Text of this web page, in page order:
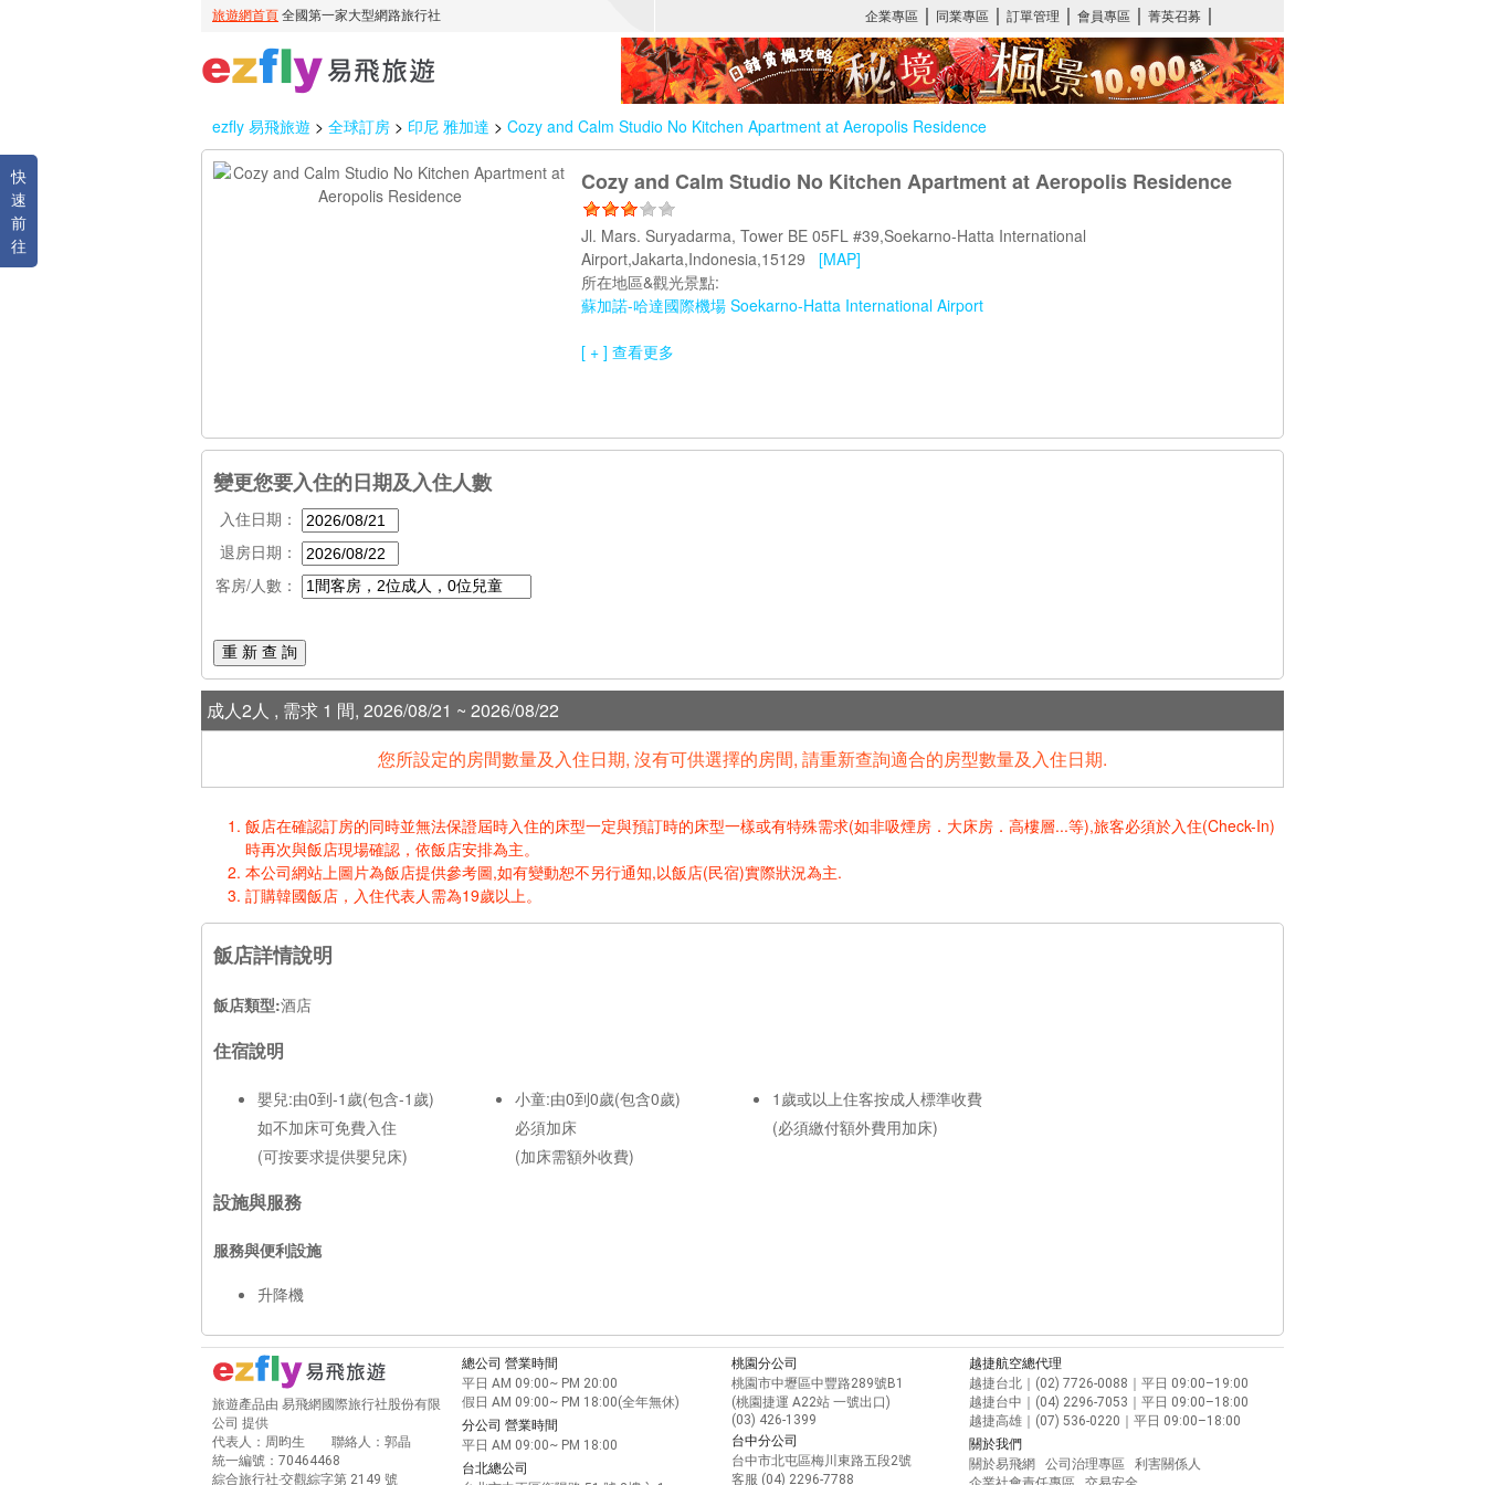
ezfly 易飛旅遊 > 全球訂房 > 印尼 雅加達 > Cozy and Calm Studio No Kitchen Apartment at Aeropolis Residence
快
速
前
往
Cozy and Calm Studio No Kitchen Apartment at Aeropolis Residence
Jl. Mars. Suryadarma, Tower BE 05FL #39,Soekarno-Hatta International
Airport,Jakarta,Indonesia,15129 [MAP]
所在地區&觀光景點:
蘇加諾-哈達國際機場 Soekarno-Hatta International Airport
[ + ] 查看更多
變更您要入住的日期及入住人數
入住日期：
退房日期：
客房/人數：
重 新 查 詢
成人2人 , 需求 1 間, 2026/08/21 ~ 2026/08/22
您所設定的房間數量及入住日期, 沒有可供選擇的房間, 請重新查詢適合的房型數量及入住日期.
飯店在確認訂房的同時並無法保證屆時入住的床型一定與預訂時的床型一樣或有特殊需求(如非吸煙房．大床房．高樓層...等),旅客必須於入住(Check-In)
時再次與飯店現場確認，依飯店安排為主。
本公司網站上圖片為飯店提供參考圖,如有變動恕不另行通知,以飯店(民宿)實際狀況為主.
訂購韓國飯店，入住代表人需為19歲以上。
飯店詳情說明
飯店類型:酒店
住宿說明
嬰兒:由0到-1歲(包含-1歲)
如不加床可免費入住
(可按要求提供嬰兒床)
小童:由0到0歲(包含0歲)
必須加床
(加床需額外收費)
1歲或以上住客按成人標準收費
(必須繳付額外費用加床)
設施與服務
服務與便利設施
升降機